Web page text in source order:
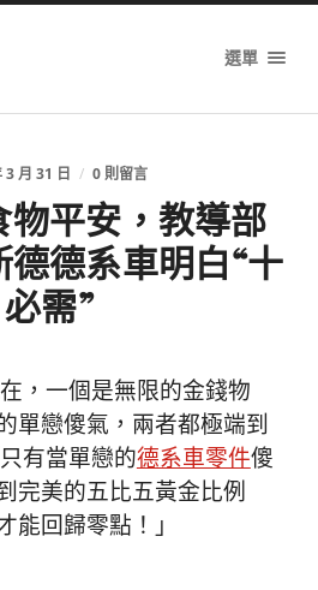
選單
3 月 31 日 / 0 則留言
平安，教導部
德德系車明白“十
必需”
，一個是無限的金錢物
單戀傻氣，兩者都極端到
有當單戀的德系車零件傻
完美的五比五黃金比例
能回歸零點！」